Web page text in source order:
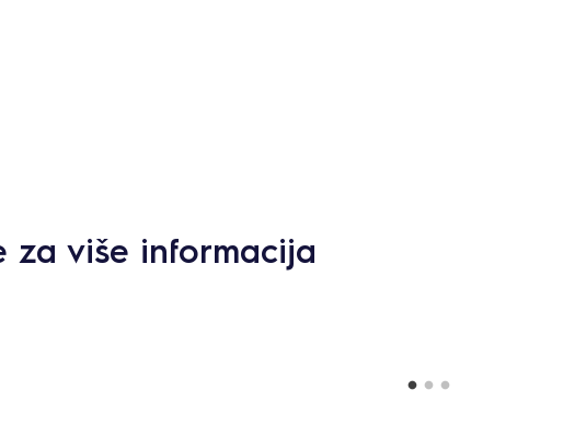
za više informacija